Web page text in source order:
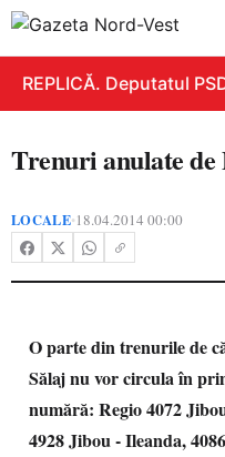
REPLICĂ. Deputatul
Trenuri anulate de
LOCALE•18.04.2014 00:00
O parte din trenurile de
Sălaj nu vor circula în
numără: Regio 4072
4928 Jibou - Ileanda,